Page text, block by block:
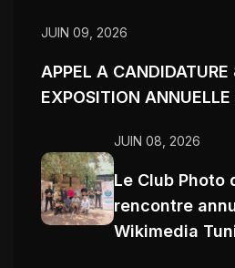
JUIN 09, 2026
APPEL A
EXPOSITION
JUIN 08, 2026
Le Club Photo
rencontre
Wikimedia